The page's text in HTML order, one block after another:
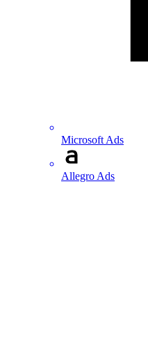
Microsoft Ads
Allegro Ads